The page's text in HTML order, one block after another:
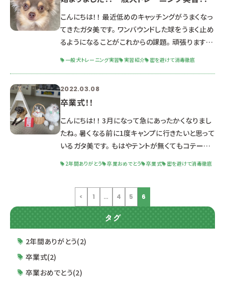
ル、障害物競走、ドッジボールが行われました。 ど
うしても女子が多い学校のため、男子には利き腕
禁止、スパイク禁止等のルールが
こんにちは！！ 最近低めのキャッチングがうまくなっ
てきたガタ美です。 ワンバウンドした球をうまく止め
るようになることがこれからの課題。 頑張ります！！
生が教室の運営を行っていく授業です。 全6回のト
レーニング教室を前期・後期で1回ずつ行います。
ご参加くださっている飼い主様、いつもご協力して
いただきありがとうございます。 ではわんこ達をご
紹介いたし
一般犬トレーニング実習 実習紹介 密を避けて消毒徹底
2022.03.08
卒業式！！
こんにちは！！ 3月になって急にあったかくなりまし
たね。 暑くなる前に1度キャンプに行きたいと思って
いるガタ美です。 もはやテントが無くてもコテージ
先生たちも気合充分。 北風先生も気合入ってまし
た。 続々と入場してくる卒業生 中野勘次郎学校長
コロナウィルスの対策を実施しながらの卒業式と
会を実
2年間ありがとう 卒業おめでとう 卒業式 密を避けて消毒徹底
< 1 … 4 5 6
タグ
2年間ありがとう(2)
卒業式(2)
卒業おめでとう(2)